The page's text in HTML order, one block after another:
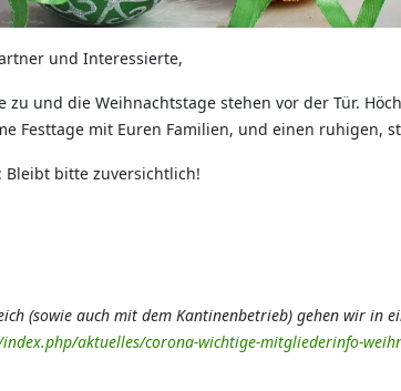
und Interessierte,
zu und die Weihnachtstage stehen vor der Tür.
Festtage mit Euren Familien, und einen ruhigen,
Bleibt bitte zuversichtlich!
(sowie auch mit dem Kantinenbetrieb) gehen wir in
aktuelles/corona-wichtige-mitgliederinfo-